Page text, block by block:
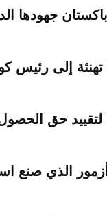
جهودها
تهنئة إلى رئيس
لتقييد حق
الذي صنع